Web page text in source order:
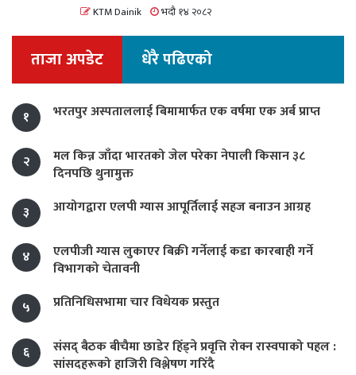
KTM Dainik भदौ १४ २०८२
ताजा अपडेट धेरै पढिएको
१ भरतपुर अस्पताललाई बिमामार्फत एक वर्षमा एक अर्ब प्राप्त
२
मल किन्न जाँदा भारतको जेल परेका नेपाली किसान ३८
दिनपछि थुनामुक्त
३
आयोगद्वारा एलपी ग्यास आपूर्तिलाई सहज बनाउन आग्रह
४
एलपीजी ग्यास लुकाएर बिक्री गर्नेलाई कडा कारबाही गर्ने
विभागको चेतावनी
५
प्रतिनिधिसभामा चार विधेयक प्रस्तुत
६
संसद् बैठक बीचैमा छाडेर हिँड्ने प्रवृत्ति रोक्न रास्वपाको पहल :
सांसदहरूको हाजिरी विश्लेषण गरिँदै